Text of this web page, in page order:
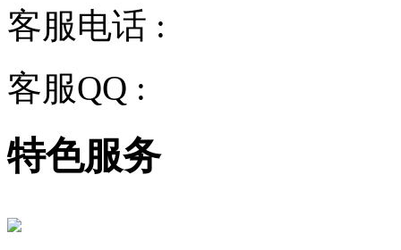
客服电话 :
客服QQ :
特色服务